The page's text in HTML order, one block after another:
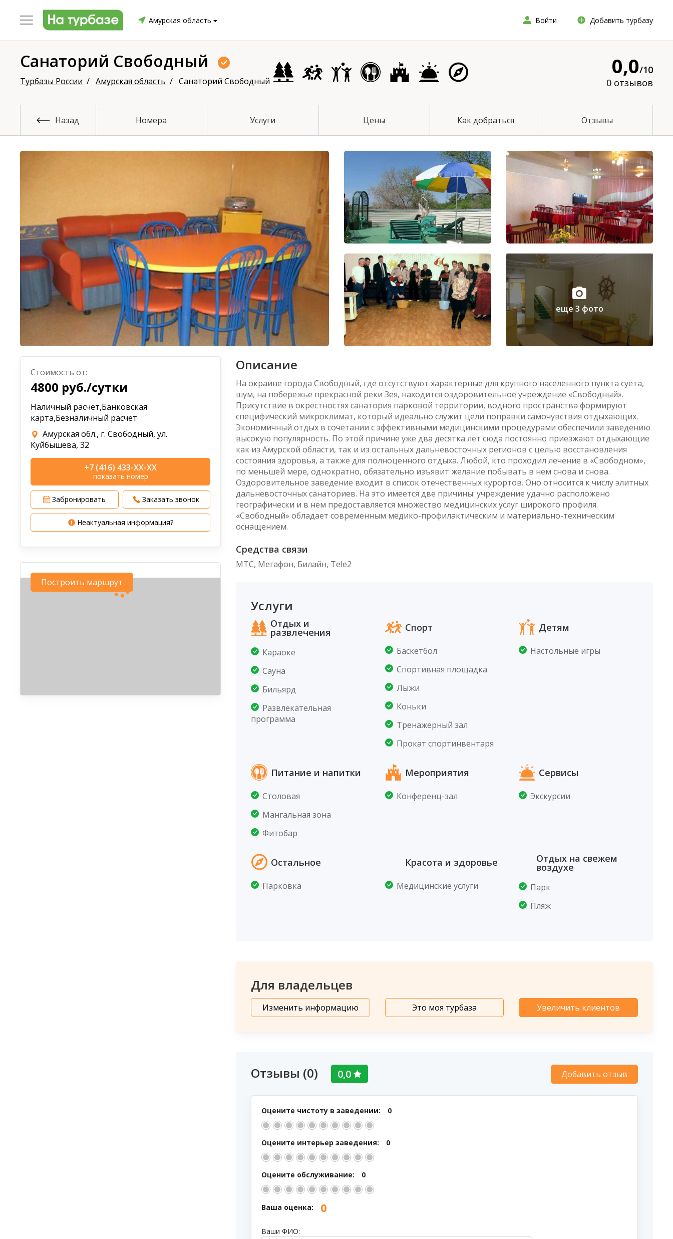
Амурская область Войти Добавить турбазу
Санаторий Свободный
Турбазы России Амурская область Санаторий Свободный
0,0/10
0 отзывов
Назад Номера Услуги Цены Как добраться Отзывы
еще 3 фото
Стоимость от:
4800 руб./сутки
Наличный расчет,Банковская
карта,Безналичный расчет
Амурская обл., г. Свободный, ул.
Куйбышева, 32
+7 (416) 433-XX-XX
показать номер
Забронировать Заказать звонок
Неактуальная информация?
Построить маршрут
Описание
На окраине города Свободный, где отсутствуют характерные для крупного населенного пункта суета,
шум, на побережье прекрасной реки Зея, находится оздоровительное учреждение «Свободный».
Присутствие в окрестностях санатория парковой территории, водного пространства формируют
специфический микроклимат, который идеально служит цели поправки самочувствия отдыхающих.
Экономичный отдых в сочетании с эффективными медицинскими процедурами обеспечили заведению
высокую популярность. По этой причине уже два десятка лет сюда постоянно приезжают отдыхающие
как из Амурской области, так и из остальных дальневосточных регионов с целью восстановления
состояния здоровья, а также для полноценного отдыха. Любой, кто проходил лечение в «Свободном»,
по меньшей мере, однократно, обязательно изъявит желание побывать в нем снова и снова.
Оздоровительное заведение входит в список отечественных курортов. Оно относится к числу элитных
дальневосточных санаториев. На это имеется две причины: учреждение удачно расположено
географически и в нем предоставляется множество медицинских услуг широкого профиля.
«Свободный» обладает современным медико-профилактическим и материально-техническим
оснащением.
Средства связи
МТС, Мегафон, Билайн, Tele2
Услуги
Отдых и
развлечения
Караоке
Сауна
Бильярд
Развлекательная
программа
Спорт
Баскетбол
Спортивная площадка
Лыжи
Коньки
Тренажерный зал
Прокат спортинвентаря
Детям
Настольные игры
Питание и напитки
Столовая
Мангальная зона
Фитобар
Мероприятия
Конференц-зал
Сервисы
Экскурсии
Остальное
Парковка
Красота и здоровье
Медицинские услуги
Отдых на свежем
воздухе
Парк
Пляж
Для владельцев
Изменить информацию Это моя турбаза Увеличить клиентов
Добавить отзыв
Отзывы (0) 0,0
Оцените чистоту в заведении: 0
Оцените интерьер заведения: 0
Оцените обслуживание: 0
Ваша оценка: 0
Ваши ФИО:
Заринский район Топчихинский район
Онежский район